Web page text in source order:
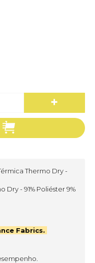
+
Thermo Dry -
Dry - 91% Poliéster 9%
Fabrics.